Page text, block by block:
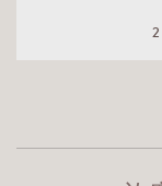
2